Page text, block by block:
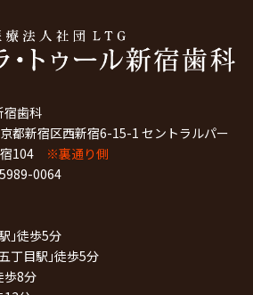
宿歯科
都新宿区西新宿6-15-1 セントラルパー
宿104 ※裏通り側
0064
｣徒歩5分
丁目駅｣徒歩5分
歩8分